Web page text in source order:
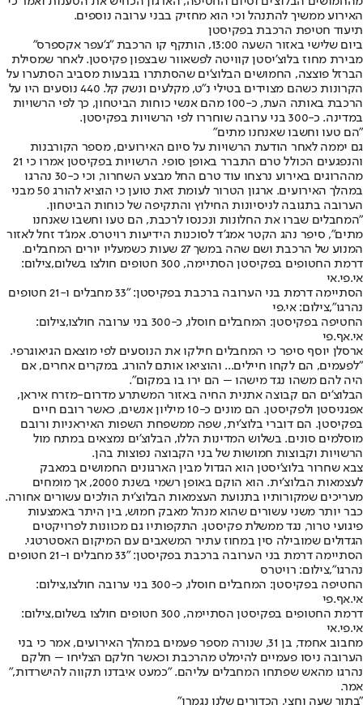
האירוע ממשיך להתנהל וכי הוא מחזיק בבני ערובה נוספים.
תיעוד חטיפת הרכבת בפקיסטן
ביום שלישי באזור השעה 13:00, הותקף קו הרכבת "ג'עפר אקספרס"
מבירת מחוז בלוצ'יסטן קוויטה לפשאוור שבצפון פקיסטן. לאחר שמסילת
הברזל פוצצה, החמושים הבלוצ'ים שהסתתרו בגבעות מסביב הסתערו על
הקרונות כשהם מצוידים בטילי נ"ט, מקלעים ונשק קל. 440 נוסעים היו על
הרכבת באותה העת, כ-100 מהם אנשי כוחות הביטחון, כך לפי הרשויות
במדינה. כ-300 בני ערובה שוחררו לפי הרשויות בפקיסטן.
"הם טעו וחשבו שאנחנו מתים"
גם יממה לאחר הודעת הרשויות על סיום האירועים, מספר הקורבנות
והנפגעים הכולל טרם התברר באופן סופי. הרשויות בפקיסטן אמרו כי 21
מההרוגים באירוע נרצחו עוד טרם החל מבצע השחרור, וכי כ-30 נהרגו
במהלך האירועים. ארגון הטרור לעומת זאת טוען כי הוציא להורג 50 מבני
הערובה בתגובה לניסיונות החילוץ והתקיפה של כוחות הביטחון.
"המחבלים שברו את החלונות ונכנסו לרכבת, הם טעו וחשבו שאנחנו
מתים", סיפר נהג הקטר אמג'ד לסוכנות הידיעות רויטרס. אמג'ד זחל לאזור
המנוע של הרכבת ושם שהה במשך 27 שעות כשמעליו יורים המחבלים.
דרמת החטופים בפקיסטן הסתיימה, 300 חטופים חולצו בשלום,צילום:
אי.פי.אי
הסתיימה דרמת בני הערובה ברכבת בפקיסטן: "33 מחבלים ו-21 חטופים
נהרגו",צילום: אי.פי
החטיפה בפקיסטן: המחבלים חוסלו, כ-300 בני ערובה חולצו,צילום:
אי.אף.פי
ארסלן יוסף סיפר כי המחבלים חילקו את הנוסעים לפי מוצאם הגיאוגרפי.
"לפעמים, הם לקחו חיילים... והוציאו אותם להורג. במקרים אחרים, אם
היה להם משהו נגד מישהו – הם ירו בו במקום".
הבלוצ'ים הם קבוצה אתנית החיה באזור המשתרע מדרום-מזרח איראן,
אפגניסטן ולפקיסטן. הם מונים כ-10 מיליון אנשים, כאשר רובם חיים
בפקיסטן. הם דוברי בלוצ'ית, שפה ממשפחת השפות האיראניות ורובם
מוסלמים סונים. בשלוש המדינות הללו, הבלוצ'ים נמצאים במתח מול
הרשויות וקבוצות חמושות של בני הקבוצה נפוצות בהן.
צבא שחרור בלוצ'יסטן הוא הגדול מבין הארגונים החמושים במאבק
לעצמאות הבלוצ'ית. הוא הוקם באופן רשמי בשנת 2000, אך מומחים
מעריכים שמקורותיו בתנועת העצמאות הבלוצ'ית הולכים עשורים אחורה.
כבר יותר משני עשורים שהוא מנהל מאבק חמוש, בין היתר באמצעות
פיגועי טרור, נגד ממשלת פקיסטן. התקפותיו גם מכוונות לפרויקטים
הגדולים שמובילה סין במחוז עתיר המשאבים עם המיקום האסטרטגי.
הסתיימה דרמת בני הערובה ברכבת בפקיסטן: "33 מחבלים ו-21 חטופים
נהרגו",צילום: רויטרס
החטיפה בפקיסטן: המחבלים חוסלו, כ-300 בני ערובה חולצו,צילום:
אי.אף.פי
דרמת החטופים בפקיסטן הסתיימה, 300 חטופים חולצו בשלום,צילום:
אי.פי.אי
מחבוב אחמד, בן 31, שנורה מספר פעמים במהלך האירועים, אמר כי בני
הערובה ניסו פעמיים להימלט מהרכבת וכאשר חלקם הצליחו – חלקם
נהרגו מהאש שפתחו המחבלים עליהם. "כמעט איבדנו תקווה להישרדות,"
אמר.
"בתוך שעה וחצי, הכדורים שלנו נגמרו"